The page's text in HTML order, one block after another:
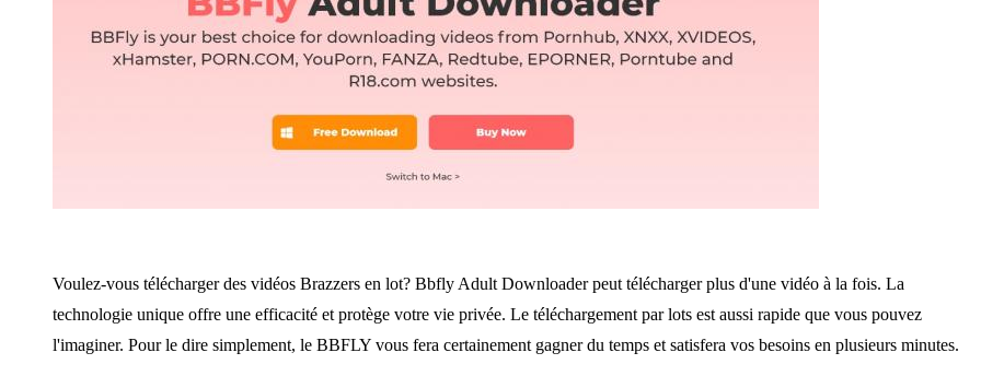
Voulez-vous télécharger des vidéos Brazzers en lot? Bbfly Adult Downloader peut télécharger plus d'une vidéo à la fois. La
technologie unique offre une efficacité et protège votre vie privée. Le téléchargement par lots est aussi rapide que vous pouvez
l'imaginer. Pour le dire simplement, le BBFLY vous fera certainement gagner du temps et satisfera vos besoins en plusieurs minutes.